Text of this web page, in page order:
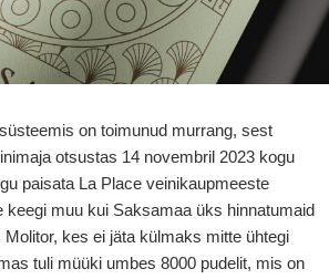
on toimunud murrang, sest
otsustas 14 novembril 2023 kogu
paisata La Place veinikaupmeeste
keegi muu kui Saksamaa üks hinnatumaid
kes ei jäta külmaks mitte ühtegi
tuli müüki umbes 8000 pudelit, mis on